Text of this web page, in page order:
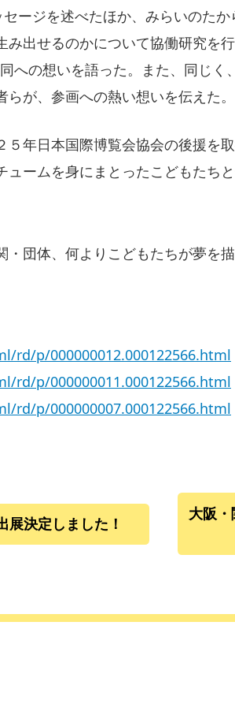
ージを述べたほか、みらいのた
み出せるのかについて協働研究を
への想いを語った。また、同じ
が、参画への熱い想いを伝えた。
５年日本国際博覧会協会の後援を
ームを身にまとったこどもたち
団体、何よりこどもたちが夢を
p/000000012.000122566.html
p/000000011.000122566.html
p/000000007.000122566.html
展決定しました！
大阪